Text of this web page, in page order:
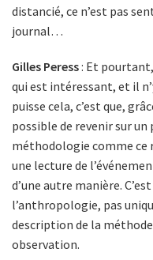
distancié, ce n’est pas
journal…
Gilles Peress: Et pourtant,
qui est intéressant, et il
puisse cela, c’est que,
possible de revenir sur un
méthodologie comme
une lecture de
d’une autre manière.
l’anthropologie, pas
description de la
observation.